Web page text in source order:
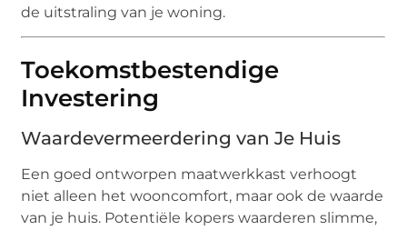
de uitstraling van je woning.
Toekomstbestendige
Investering
Waardevermeerdering van Je Huis
Een goed ontworpen maatwerkkast verhoogt
niet alleen het wooncomfort, maar ook de waarde
van je huis. Potentiële kopers waarderen slimme,